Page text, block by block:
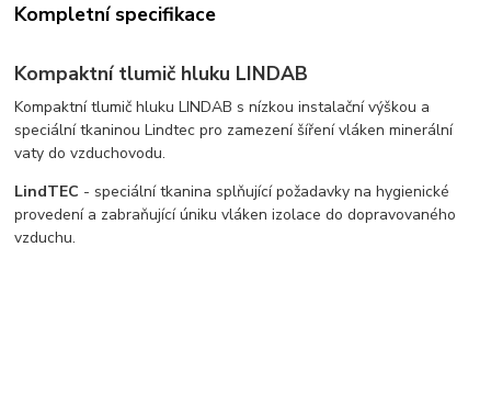
Kompletní specifikace
Kompaktní tlumič hluku LINDAB
Kompaktní tlumič hluku LINDAB s nízkou instalační výškou a
speciální tkaninou Lindtec pro zamezení šíření vláken minerální
vaty do vzduchovodu.
LindTEC - speciální tkanina splňující požadavky na hygienické
provedení a zabraňující úniku vláken izolace do dopravovaného
vzduchu.